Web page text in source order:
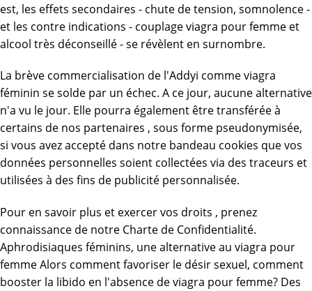
est, les effets secondaires - chute de tension, somnolence -
et les contre indications - couplage viagra pour femme et
alcool très déconseillé - se révèlent en surnombre.
La brève commercialisation de l'Addyi comme viagra
féminin se solde par un échec. A ce jour, aucune alternative
n'a vu le jour. Elle pourra également être transférée à
certains de nos partenaires , sous forme pseudonymisée,
si vous avez accepté dans notre bandeau cookies que vos
données personnelles soient collectées via des traceurs et
utilisées à des fins de publicité personnalisée.
Pour en savoir plus et exercer vos droits , prenez
connaissance de notre Charte de Confidentialité.
Aphrodisiaques féminins, une alternative au viagra pour
femme Alors comment favoriser le désir sexuel, comment
booster la libido en l'absence de viagra pour femme? Des